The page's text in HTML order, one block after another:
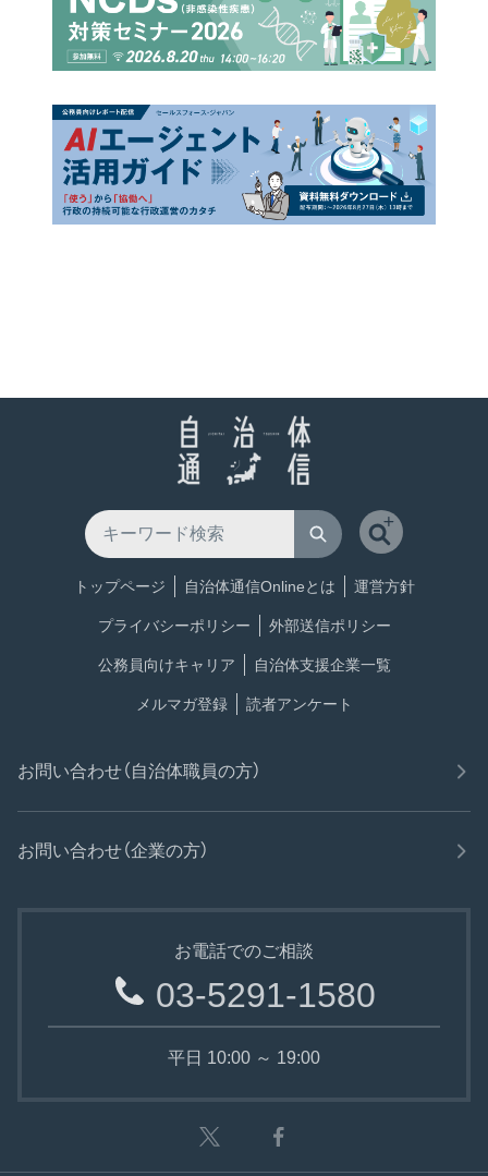
トップページ 自治体通信Onlineとは 運営方針
プライバシーポリシー 外部送信ポリシー
公務員向けキャリア 自治体支援企業一覧
メルマガ登録 読者アンケート
お問い合わせ（自治体職員の方）
お問い合わせ（企業の方）
お電話でのご相談
03-5291-1580
平日 10:00 ～ 19:00